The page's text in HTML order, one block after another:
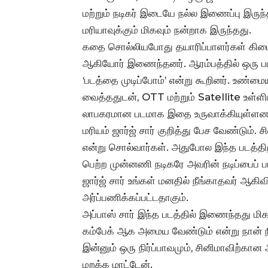
மற்றும் நடிகர் இடையே நல்ல இணைப்பு
மரியாவுக்கும் மிகவும் நன்றாக இருந்தது.
கதை சொல்லியபோது தயாரிப்பாளர்கள்
ஆகியோர் இணைந்தனர். ஆரம்பத்தில் ஒரு
‘படத்தை முடிப்போம்’ என்று கூறினர்.
வைத்ததுடன், OTT மற்றும் Satellite
லாபகரமான படமாக இதை
மரியம் ஜார்ஜ் சார் குறித்து பேச வேண்டும்.
என்று சொல்வார்கள். அதுபோல இந்த
பெற்ற முன்னணி நடிகரே அவரின் நடிப்பைப்
ஜார்ஜ் சார் உங்கள் மனதில் நீங்காதவர்
அர்ப்பணிக்கப்பட்டதாகும்.
அப்பாஸ் சார் இந்த படத்தில் இணைந்தது
கம்பேக் ஆக அமைய வேண்டும் என்று நான்
இன்னும் ஒரு நிர்ப்பாவமும்,
மறக்க மாட்டேன்.